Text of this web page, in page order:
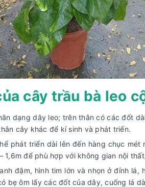
cây trầu bà leo
dạng dây leo; trên thân có các đốt
cây khác để kí sinh và phát triển.
phát triển dài lên đến hàng chục mét
1,6m để phù hợp với không gian nội
đậm, hình tim lớn và nhọn ở đỉnh lá,
bẹ ôm lấy các đốt của dây, cuống lá